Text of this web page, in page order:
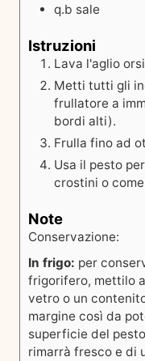
q.b sale
Istruzioni
Lava l'aglio
Metti tutti gli
frullatore a
bordi alti).
Frulla fino ad
Usa il pesto
crostini o
Note
Conservazione:
In frigo: per
frigorifero, mettilo
vetro o un
margine così da
superficie del
rimarrà fresco e di